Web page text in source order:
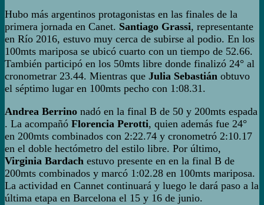
Hubo más argentinos protagonistas en las finales de la
primera jornada en Canet. Santiago Grassi, representante
en Río 2016, estuvo muy cerca de subirse al podio. En los
100mts mariposa se ubicó cuarto con un tiempo de 52.66.
También participó en los 50mts libre donde finalizó 24° al
cronometrar 23.44. Mientras que Julia Sebastián obtuvo
el séptimo lugar en 100mts pecho con 1:08.31.
Andrea Berrino nadó en la final B de 50 y 200mts espada
. La acompañó Florencia Perotti, quien además fue 24°
en 200mts combinados con 2:22.74 y cronometró 2:10.17
en el doble hectómetro del estilo libre. Por último,
Virginia Bardach estuvo presente en en la final B de
200mts combinados y marcó 1:02.28 en 100mts mariposa.
La actividad en Cannet continuará y luego le dará paso a la
última etapa en Barcelona el 15 y 16 de junio.